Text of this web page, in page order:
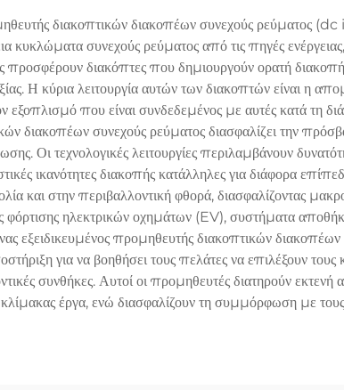
διακοπτικών διακοπέων συνεχούς ρεύματος
κυκλώματα συνεχούς ρεύματος από τις πηγές
διακόπτες που δημιουργούν ορατή διακοπή
Η κύρια λειτουργία αυτών των διακοπτών είναι η
εξοπλισμό που είναι συνδεδεμένος με αυτές κατά τη
διακοπέων συνεχούς ρεύματος διασφαλίζει την
Οι τεχνολογικές λειτουργίες περιλαμβάνουν
ικανότητες διακοπής κατάλληλες για διάφορα
και στην περιβαλλοντική φθορά, διασφαλίζοντας
ηλεκτρικών οχημάτων (EV), συστήματα
εξειδικευμένος προμηθευτής διακοπτικών
για να βοηθήσει τους πελάτες να επιλέξουν
συνθήκες. Αυτοί οι προμηθευτές διατηρούν
έργα, ενώ διασφαλίζουν τη συμμόρφωση με